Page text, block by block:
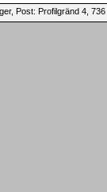
Post: Profilgränd 4,